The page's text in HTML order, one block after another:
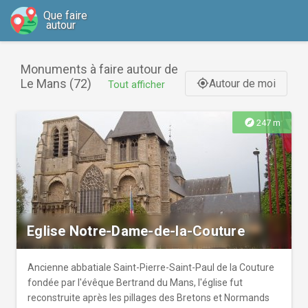
Que faire
autour
Monuments à faire autour de
Le Mans (72)
Tout afficher gps_fixedAutour de moi
explore 247 m
Eglise Notre-Dame-de-la-Couture
Ancienne abbatiale Saint-Pierre-Saint-Paul de la Couture
fondée par l'évêque Bertrand du Mans, l'église fut
reconstruite après les pillages des Bretons et Normands